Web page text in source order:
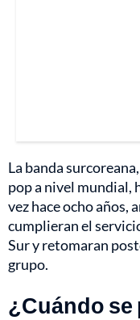
La banda
pop a nivel mundial,
vez hace ocho años,
cumplieran el
Sur y retomaran
grupo.
¿Cuándo se